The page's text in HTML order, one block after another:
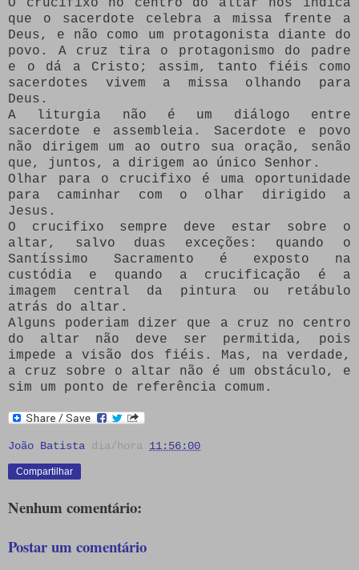
O crucifixo no centro do altar nos indica
que o sacerdote celebra a missa frente a
Deus, e não como um protagonista diante do
povo. A cruz tira o protagonismo do padre
e o dá a Cristo; assim, tanto fiéis como
sacerdotes vivem a missa olhando para
Deus.
A liturgia não é um diálogo entre
sacerdote e assembleia. Sacerdote e povo
não dirigem um ao outro sua oração, senão
que, juntos, a dirigem ao único Senhor.
Olhar para o crucifixo é uma oportunidade
para caminhar com o olhar dirigido a
Jesus.
O crucifixo sempre deve estar sobre o
altar, salvo duas exceções: quando o
Santíssimo Sacramento é exposto na
custódia e quando a crucificação é a
imagem central da pintura ou retábulo
atrás do altar.
Alguns poderiam dizer que a cruz no centro
do altar não deve ser permitida, pois
impede a visão dos fiéis. Mas, na verdade,
a cruz sobre o altar não é um obstáculo, e
sim um ponto de referência comum.
João Batista dia/hora 11:56:00
Compartilhar
Nenhum comentário:
Postar um comentário